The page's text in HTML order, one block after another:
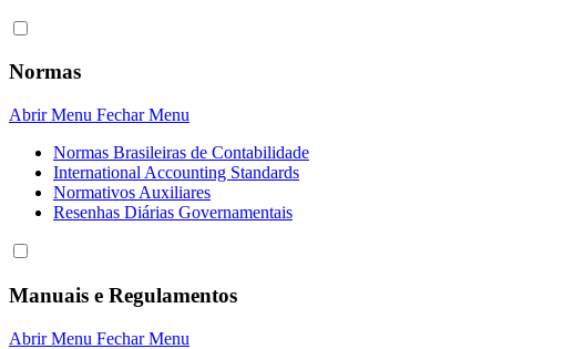
Normas
Abrir Menu Fechar Menu
Normas Brasileiras de Contabilidade
International Accounting Standards
Normativos Auxiliares
Resenhas Diárias Governamentais
Manuais e Regulamentos
Abrir Menu Fechar Menu